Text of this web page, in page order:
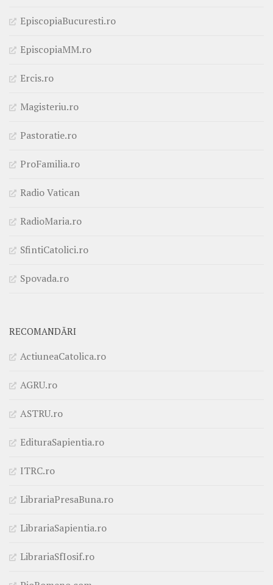
EpiscopiaBucuresti.ro
EpiscopiaMM.ro
Ercis.ro
Magisteriu.ro
Pastoratie.ro
ProFamilia.ro
Radio Vatican
RadioMaria.ro
SfintiCatolici.ro
Spovada.ro
RECOMANDĂRI
ActiuneaCatolica.ro
AGRU.ro
ASTRU.ro
EdituraSapientia.ro
ITRC.ro
LibrariaPresaBuna.ro
LibrariaSapientia.ro
LibrariaSfIosif.ro